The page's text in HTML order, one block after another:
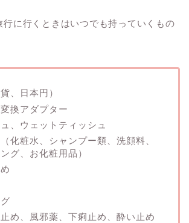
行に行くときはいつでも持っていくもの
、日本円）
換アダプター
、ウェットティッシュ
化粧水、シャンプー類、洗顔料、
グ、お化粧用品）
め、風邪薬、下痢止め、酔い止め